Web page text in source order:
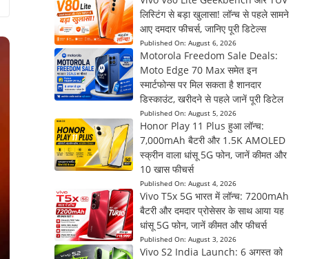
लिस्टिंग से बड़ा खुलासा! लॉन्च से पहले सामने
आए दमदार फीचर्स, जानिए पूरी डिटेल्स
Published On:August 6, 2026
Motorola Freedom Sale Deals:
Moto Edge 70 Max समेत इन
स्मार्टफोन्स पर मिल सकता है शानदार
डिस्काउंट, खरीदने से पहले जानें पूरी डिटेल
Published On:August 5, 2026
Honor Play 11 Plus हुआ लॉन्च:
7,000mAh बैटरी और 1.5K AMOLED
स्क्रीन वाला धांसू 5G फोन, जानें कीमत और
10 खास फीचर्स
Published On:August 4, 2026
Vivo T5x 5G भारत में लॉन्च: 7200mAh
बैटरी और दमदार प्रोसेसर के साथ आया यह
धांसू 5G फोन, जानें कीमत और फीचर्स
Published On:August 3, 2026
Vivo S2 India Launch: 6 अगस्त को